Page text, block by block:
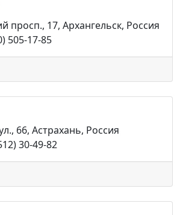
просп., 17, Архангельск, Россия
505-17-85
66, Астрахань, Россия
30-49-82